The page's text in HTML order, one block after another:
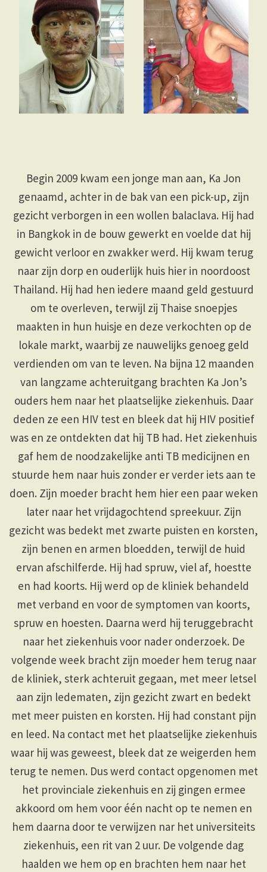
Begin 2009 kwam een jonge man aan, Ka Jon
genaamd, achter in de bak van een pick-up, zijn
gezicht verborgen in een wollen balaclava. Hij had
in Bangkok in de bouw gewerkt en voelde dat hij
gewicht verloor en zwakker werd. Hij kwam terug
naar zijn dorp en ouderlijk huis hier in noordoost
Thailand. Hij had hen iedere maand geld gestuurd
om te overleven, terwijl zij Thaise snoepjes
maakten in hun huisje en deze verkochten op de
lokale markt, waarbij ze nauwelijks genoeg geld
verdienden om van te leven. Na bijna 12 maanden
van langzame achteruitgang brachten Ka Jon’s
ouders hem naar het plaatselijke ziekenhuis. Daar
deden ze een HIV test en bleek dat hij HIV positief
was en ze ontdekten dat hij TB had. Het ziekenhuis
gaf hem de noodzakelijke anti TB medicijnen en
stuurde hem naar huis zonder er verder iets aan te
doen. Zijn moeder bracht hem hier een paar weken
later naar het vrijdagochtend spreekuur. Zijn
gezicht was bedekt met zwarte puisten en korsten,
zijn benen en armen bloedden, terwijl de huid
ervan afschilferde. Hij had spruw, viel af, hoestte
en had koorts. Hij werd op de kliniek behandeld
met verband en voor de symptomen van koorts,
spruw en hoesten. Daarna werd hij teruggebracht
naar het ziekenhuis voor nader onderzoek. De
volgende week bracht zijn moeder hem terug naar
de kliniek, sterk achteruit gegaan, met meer letsel
aan zijn ledematen, zijn gezicht zwart en bedekt
met meer puisten en korsten. Hij had constant pijn
en leed. Na contact met het plaatselijke ziekenhuis
waar hij was geweest, bleek dat ze weigerden hem
terug te nemen. Dus werd contact opgenomen met
het provinciale ziekenhuis en zij gingen ermee
akkoord om hem voor één nacht op te nemen en
hem daarna door te verwijzen nar het universiteits
ziekenhuis, een rit van 2 uur. De volgende dag
haalden we hem op en brachten hem naar het